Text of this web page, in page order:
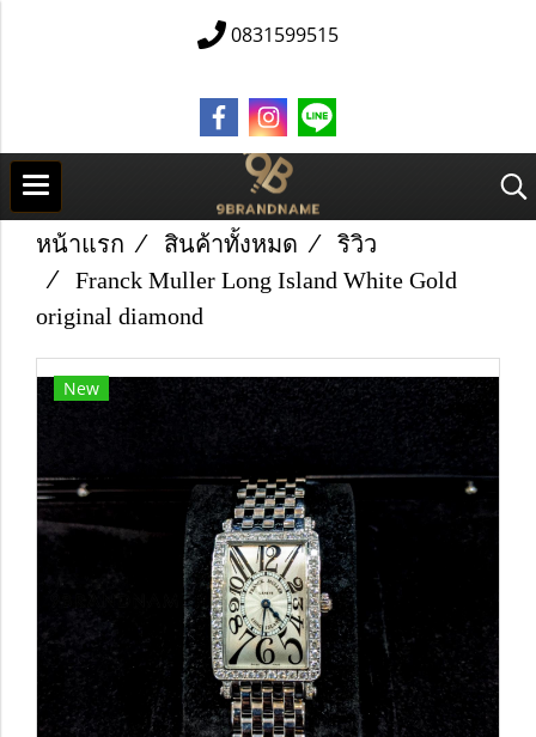
0831599515
หน้าแรก สินค้าทั้งหมด
ริวิว
Franck Muller Long Island White Gold
original diamond
New